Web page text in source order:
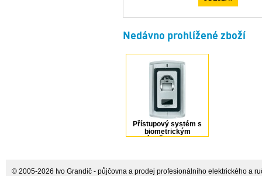
Nedávno prohlížené zboží
Přístupový systém s
biometrickým
snímačem otisku
© 2005-2026 Ivo Grandič - půjčovna a prodej profesionálního elektrického a